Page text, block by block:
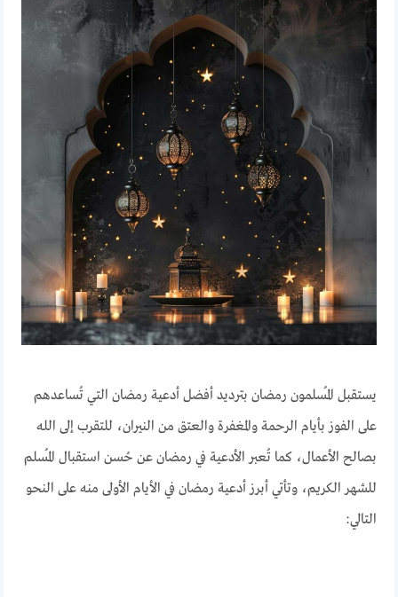
يستقبل المُسلمون رمضان بترديد أفضل أدعية رمضان التي تُساعدهم
على الفوز بأيام الرحمة والمغفرة والعتق من النيران، للتقرب إلى الله
بصالح الأعمال، كما تُعبر الأدعية في رمضان عن حُسن استقبال المُسلم
للشهر الكريم، وتأتي أبرز أدعية رمضان في الأيام الأولى منه على النحو
التالي: